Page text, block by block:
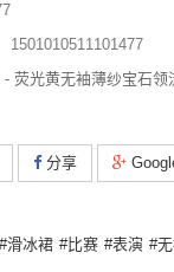
1501010511101477
- 荧光黄无袖薄纱宝石
分享
滑冰裙 比赛 表演